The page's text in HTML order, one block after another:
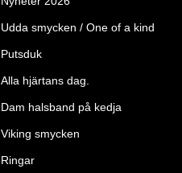
Udda smycken / One of a kind
Putsduk
Alla hjärtans dag.
Dam halsband på kedja
Viking smycken
Ringar